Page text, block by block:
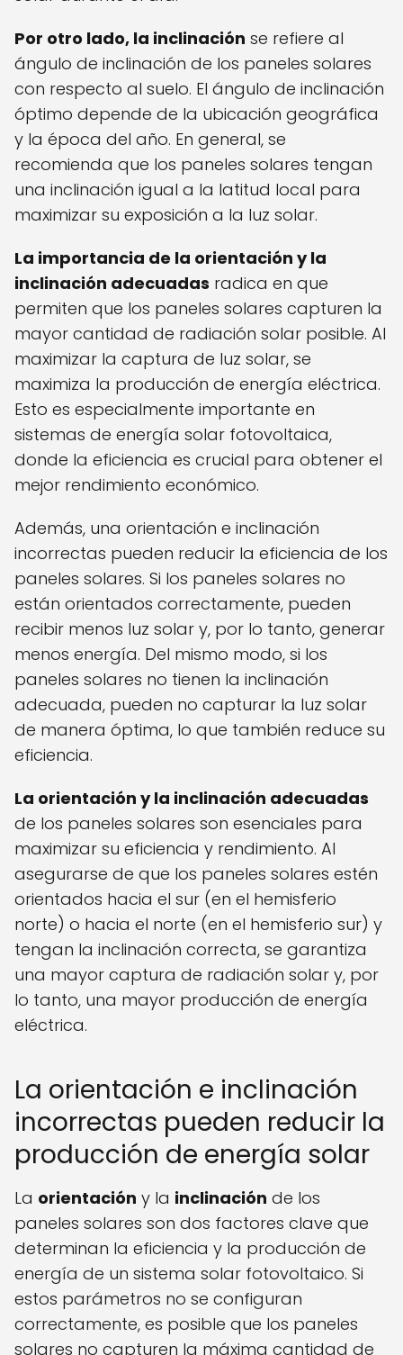
Por otro lado, la inclinación se refiere al
ángulo de inclinación de los paneles solares
con respecto al suelo. El ángulo de inclinación
óptimo depende de la ubicación geográfica
y la época del año. En general, se
recomienda que los paneles solares tengan
una inclinación igual a la latitud local para
maximizar su exposición a la luz solar.
La importancia de la orientación y la
inclinación adecuadas radica en que
permiten que los paneles solares capturen la
mayor cantidad de radiación solar posible. Al
maximizar la captura de luz solar, se
maximiza la producción de energía eléctrica.
Esto es especialmente importante en
sistemas de energía solar fotovoltaica,
donde la eficiencia es crucial para obtener el
mejor rendimiento económico.
Además, una orientación e inclinación
incorrectas pueden reducir la eficiencia de los
paneles solares. Si los paneles solares no
están orientados correctamente, pueden
recibir menos luz solar y, por lo tanto, generar
menos energía. Del mismo modo, si los
paneles solares no tienen la inclinación
adecuada, pueden no capturar la luz solar
de manera óptima, lo que también reduce su
eficiencia.
La orientación y la inclinación adecuadas
de los paneles solares son esenciales para
maximizar su eficiencia y rendimiento. Al
asegurarse de que los paneles solares estén
orientados hacia el sur (en el hemisferio
norte) o hacia el norte (en el hemisferio sur) y
tengan la inclinación correcta, se garantiza
una mayor captura de radiación solar y, por
lo tanto, una mayor producción de energía
eléctrica.
La orientación e inclinación
incorrectas pueden reducir la
producción de energía solar
La orientación y la inclinación de los
paneles solares son dos factores clave que
determinan la eficiencia y la producción de
energía de un sistema solar fotovoltaico. Si
estos parámetros no se configuran
correctamente, es posible que los paneles
solares no capturen la máxima cantidad de